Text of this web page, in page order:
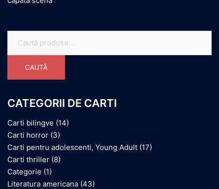
după:
CAUTĂ
CATEGORII DE CARTI
Carti bilingve (14)
Carti horror (3)
Carti pentru adolescenti, Young Adult (17)
Carti thriller (8)
Categorie (1)
Literatura americana (43)